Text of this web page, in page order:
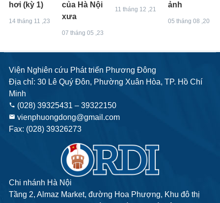
hơi (kỳ 1)
14 tháng 11 ,23
của Hà Nội
xưa
07 tháng 05 ,23
11 tháng 12 ,21
ảnh
05 tháng 08 ,20
Viện Nghiên cứu Phát triển Phương Đông
Địa chỉ: 30 Lê Quý Đôn, Phường Xuân Hòa, TP. Hồ Chí
Minh
phone (028) 39325431 – 39322150
email vienphuongdong@gmail.com
Fax: (028) 39326273
Chi nhánh Hà Nội
Tầng 2, Almaz Market, đường Hoa Phượng, Khu đô thị